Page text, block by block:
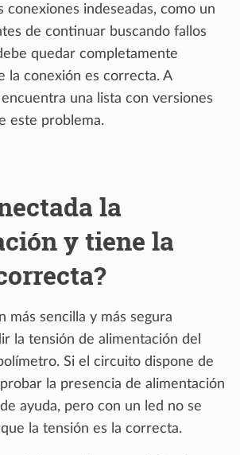
conexiones indeseadas, como un
de continuar buscando fallos
quedar completamente
la conexión es correcta. A
una lista con versiones
este problema.
la
y tiene la
más sencilla y más segura
la tensión de alimentación del
Si el circuito dispone de
la presencia de alimentación
ayuda, pero con un led no se
la tensión es la correcta.